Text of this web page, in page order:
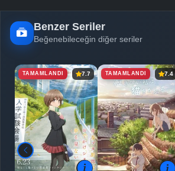
Benzer Seriler
Beğenebileceğin diğer seriler
TAMAMLANDI 7.7 TAMAMLANDI 7.4